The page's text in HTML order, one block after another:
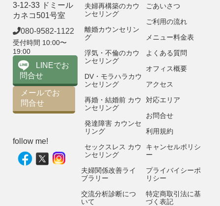
3-12-33 ドミール
カネコ501号室
080-9582-1122
受付時間 10:00〜
19:00
LINEでお
問合せ
メールでお
問合せ
follow me!
夫婦再構築のカウ
ンセリング
離婚カウンセリン
グ
浮気・不倫のカウ
ンセリング
DV・モラハラカウ
ンセリング
再婚・結婚前 カウ
ンセリング
発達障害 カウンセ
リング
セックスレス カウ
ンセリング
夫婦関係改善ライ
ブラリー
交流分析診断につ
いて
ごあいさつ
ご利用の流れ
メニュー料金表
よくある質問
オフィス概要
アクセス
対応エリア
お問合せ
利用規約
キャンセルポリシ
ー
プライバイシーポ
リシー
特定商取引法に基
づく表記